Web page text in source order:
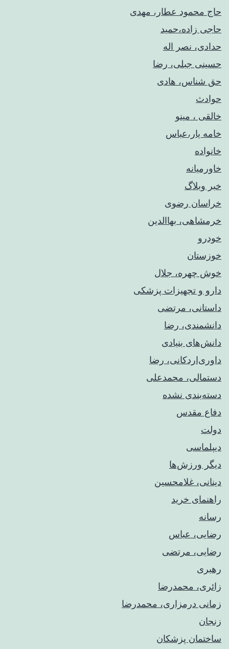
حاج محمود عطار، مهدی
حاجی زاده،حمید
حدادی، نصر اله
حسینی جبلی، رضا
حق شناس، هادی
حوادث
خالقی ، مینو
خامه یار،عباس
خانواده
خاورمیانه
خبر وبلاگ
خراسان رضوی
خرمشاهی، بهاالدین
خودرو
خوزستان
خوش چهره، جلال
دارو و تجهیزات پزشکی
داستانی، مرتضی
دانشمندی، رضا
دانش‌های بنیادی
داوری‌اردکانی، رضا
دستمالی، محمدعلی
دسته‌بندی نشده
دفاع مقدس
دولت
دیپلماسی
دیگر ورزش‌ها
دینانی، غلامحسین
راهنمای خريد
رسانه
رضایی، عباس
رضایی، مرتضی
رهبری
زائری، محمدرضا
زمانی درمزاری، محمدرضا
زنجان
ساختمان پزشکان